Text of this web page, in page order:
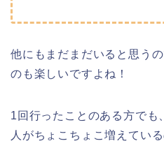
他にもまだまだいると思う
のも楽しいですよね！
1回行ったことのある方でも
人がちょこちょこ増えてい